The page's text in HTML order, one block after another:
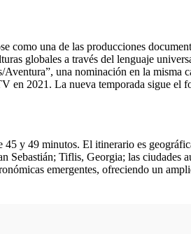
como una de las producciones
globales a través del lenguaje
una nominación en la misma
2021. La nueva temporada sigue el
y 49 minutos. El itinerario es
Sebastián; Tiflis, Georgia; las ciudades
emergentes, ofreciendo un